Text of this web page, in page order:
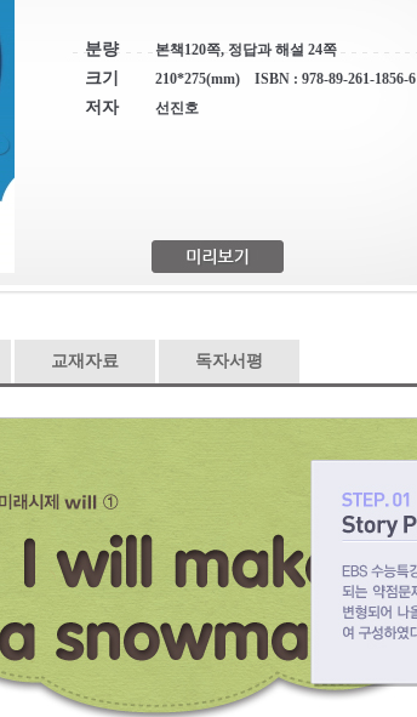
분량 본책120쪽, 정답과 해설 24쪽
크기 210*275(mm) ISBN : 978-89-261-1856-6
저자 선진호
교재자료 독자서평